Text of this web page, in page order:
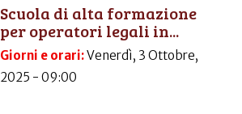
Scuola di alta formazione
per operatori legali in...
Giorni e orari:Venerdì, 3 Ottobre,
2025 - 09:00